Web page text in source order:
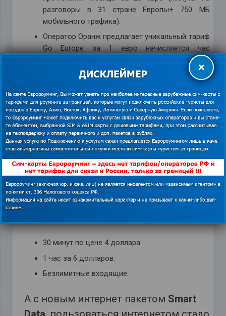
разговоры в 31 стране Европы+ 750 МБ
мобильного трафика).
Оператор Оранж предлагает уникальный тариф
Go Europe за 1 евро начисляется час
разговоров (открыты все страны Европы) и
100 Мб интернета.
Мы чаще выбираем для себя
стартовый пакетGLOBALSIM, так как
этот оператор предложил низкие
тарифы на звонки в Россию, кроме
того, подкупил бесплатный Вайбер. А
это значит, что на разговорах можно
было сэкономить. Оператор
предлагает такие пакеты для
30 минут по цене 4 доллара.
1 час за 6 долларов.
Безлимитные входящие.
А с новым интернет пакетом Smart
×